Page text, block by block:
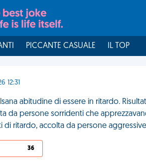
PICCANTE CASUALE IL TOP
12:31
abitudine di essere in ritardo.
da persone sorridenti che
ritardo, accolta da persone
36